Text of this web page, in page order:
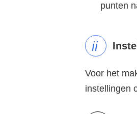
punten
ii
Voor het
instellingen